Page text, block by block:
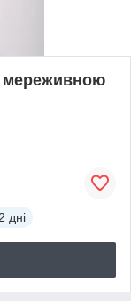
мереживною
дні